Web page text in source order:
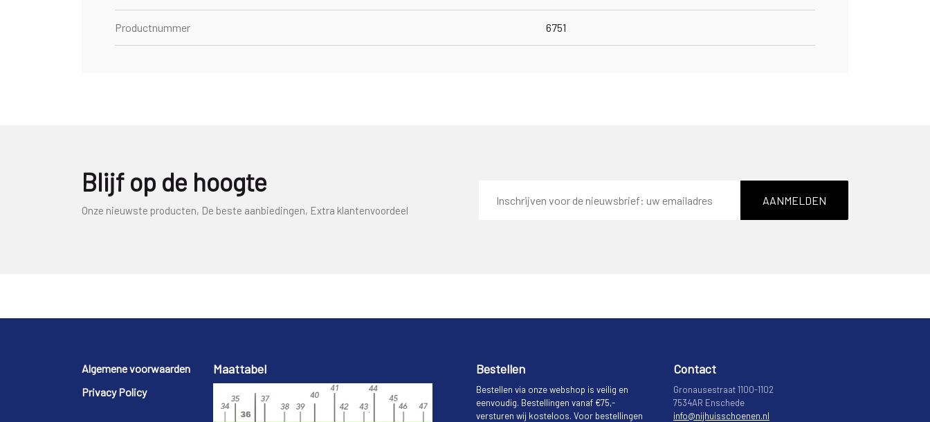
Productnummer 6751
Blijf op de hoogte
Onze nieuwste producten, De beste aanbiedingen, Extra klantenvoordeel
mailadres
AANMELDEN
Footer
Algemene voorwaarden
Privacy Policy
Maattabel Bestellen
Bestellen via onze webshop is veilig en
eenvoudig. Bestellingen vanaf €75,-
versturen wij kosteloos. Voor bestellingen
Contact
Gronausestraat 1100-1102
7534AR Enschede
info@nijhuisschoenen.nl